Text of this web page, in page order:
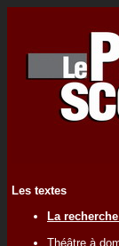
Les textes
La
Théâtre à